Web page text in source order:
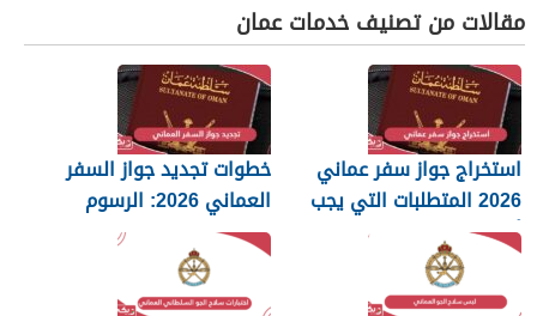
مقالات من تصنيف خدمات عمان
استخراج جواز سفر عماني
2026 المتطلبات التي يجب
أن تعرفها
خطوات تجديد جواز السفر
العماني 2026: الرسوم
والمستندات المطلوبة